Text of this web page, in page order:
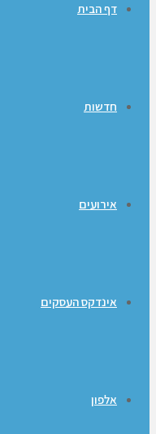
דף הבית
חדשות
אירועים
אינדקס העסקים
אלפון